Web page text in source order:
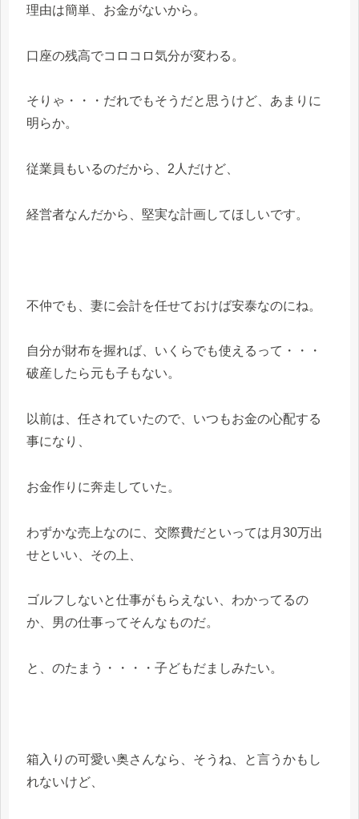
理由は簡単、お金がないから。
口座の残高でコロコロ気分が変わる。
そりゃ・・・だれでもそうだと思うけど、あまりに
明らか。
従業員もいるのだから、2人だけど、
経営者なんだから、堅実な計画してほしいです。
不仲でも、妻に会計を任せておけば安泰なのにね。
自分が財布を握れば、いくらでも使えるって・・・
破産したら元も子もない。
以前は、任されていたので、いつもお金の心配する
事になり、
お金作りに奔走していた。
わずかな売上なのに、交際費だといっては月30万出
せといい、その上、
ゴルフしないと仕事がもらえない、わかってるの
か、男の仕事ってそんなものだ。
と、のたまう・・・・子どもだましみたい。
箱入りの可愛い奥さんなら、そうね、と言うかもし
れないけど、